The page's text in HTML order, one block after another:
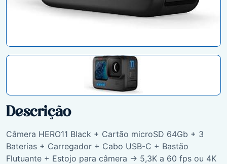
Descrição
Câmera HERO11 Black + Cartão microSD 64Gb + 3
Baterias + Carregador + Cabo USB-C + Bastão
Flutuante + Estojo para câmera -> 5,3K a 60 fps ou 4K